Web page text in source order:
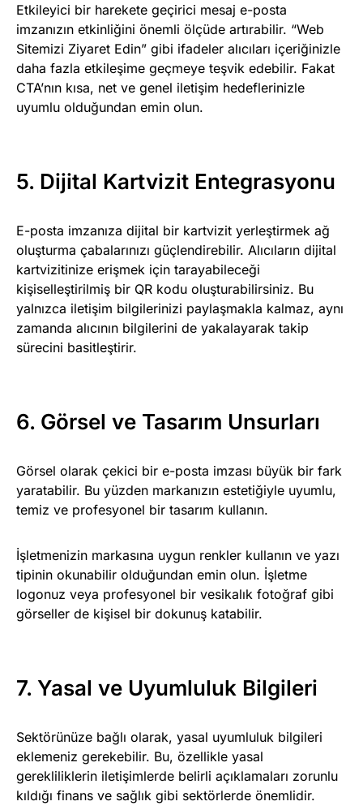
Etkileyici bir harekete geçirici mesaj e-posta
imzanızın etkinliğini önemli ölçüde artırabilir. “Web
Sitemizi Ziyaret Edin” gibi ifadeler alıcıları içeriğinizle
daha fazla etkileşime geçmeye teşvik edebilir. Fakat
CTA’nın kısa, net ve genel iletişim hedeflerinizle
uyumlu olduğundan emin olun.
5. Dijital Kartvizit Entegrasyonu
E-posta imzanıza dijital bir kartvizit yerleştirmek ağ
oluşturma çabalarınızı güçlendirebilir. Alıcıların dijital
kartvizitinize erişmek için tarayabileceği
kişiselleştirilmiş bir QR kodu oluşturabilirsiniz. Bu
yalnızca iletişim bilgilerinizi paylaşmakla kalmaz, aynı
zamanda alıcının bilgilerini de yakalayarak takip
sürecini basitleştirir.
6. Görsel ve Tasarım Unsurları
Görsel olarak çekici bir e-posta imzası büyük bir fark
yaratabilir. Bu yüzden markanızın estetiğiyle uyumlu,
temiz ve profesyonel bir tasarım kullanın.
İşletmenizin markasına uygun renkler kullanın ve yazı
tipinin okunabilir olduğundan emin olun. İşletme
logonuz veya profesyonel bir vesikalık fotoğraf gibi
görseller de kişisel bir dokunuş katabilir.
7. Yasal ve Uyumluluk Bilgileri
Sektörünüze bağlı olarak, yasal uyumluluk bilgileri
eklemeniz gerekebilir. Bu, özellikle yasal
gerekliliklerin iletişimlerde belirli açıklamaları zorunlu
kıldığı finans ve sağlık gibi sektörlerde önemlidir.